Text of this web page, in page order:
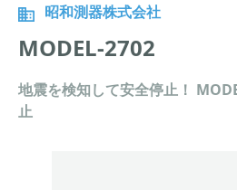
昭和測器株式会社
MODEL-2702
地震を検知して安全停止！
止